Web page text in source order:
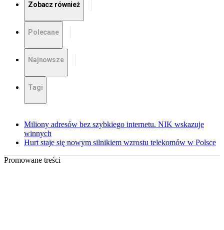
Zobacz również
Polecane
Najnowsze
Tagi
Miliony adresów bez szybkiego internetu. NIK wskazuje
winnych
Hurt staje się nowym silnikiem wzrostu telekomów w Polsce
Promowane treści